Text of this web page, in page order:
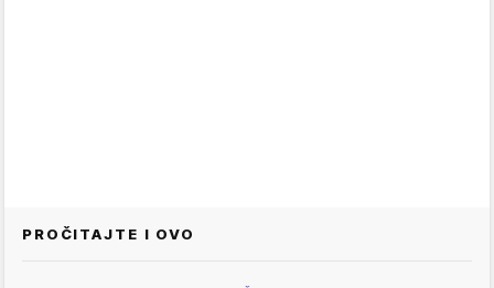
PROČITAJTE I OVO